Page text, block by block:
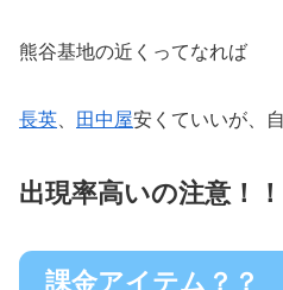
熊谷基地の近くってなれば
長英 田中屋安くていいが、
出現率高いの注意！！
課金アイテム？？